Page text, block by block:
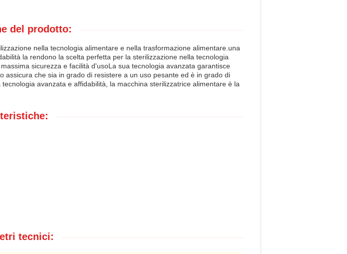
del prodotto:
nella tecnologia alimentare e nella trasformazione alimentare.una
la rendono la scelta perfetta per la sterilizzazione nella tecnologia
sicurezza e facilità d'usoLa sua tecnologia avanzata garantisce
che sia in grado di resistere a un uso pesante ed è in grado di
avanzata e affidabilità, la macchina sterilizzatrice alimentare è la
tecnici: